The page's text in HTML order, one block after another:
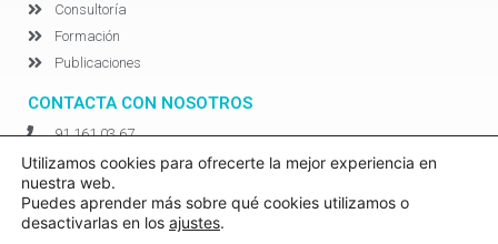
Consultoría
Formación
Publicaciones
CONTACTA CON NOSOTROS
91 161 03 67
info@converthia.com
Síguenos en LinkedIn
Utilizamos cookies para ofrecerte la mejor experiencia en
nuestra web.
Puedes aprender más sobre qué cookies utilizamos o
desactivarlas en los ajustes.